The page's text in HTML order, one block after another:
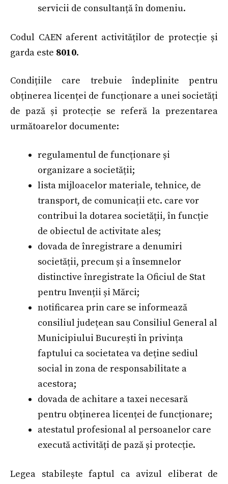
servicii de consultanță în domeniu.
Codul CAEN aferent activităților de protecție și
garda este 8010.
Condițiile care trebuie îndeplinite pentru
obținerea licenței de funcționare a unei societăți
de pază și protecție se referă la prezentarea
următoarelor documente:
regulamentul de funcționare și
organizare a societății;
lista mijloacelor materiale, tehnice, de
transport, de comunicații etc. care vor
contribui la dotarea societății, în funcție
de obiectul de activitate ales;
dovada de înregistrare a denumiri
societății, precum și a însemnelor
distinctive înregistrate la Oficiul de Stat
pentru Invenții și Mărci;
notificarea prin care se informează
consiliul județean sau Consiliul General al
Municipiului București în privința
faptului ca societatea va deține sediul
social in zona de responsabilitate a
acestora;
dovada de achitare a taxei necesară
pentru obținerea licenței de funcționare;
atestatul profesional al persoanelor care
execută activități de pază și protecție.
Legea stabilește faptul ca avizul eliberat de